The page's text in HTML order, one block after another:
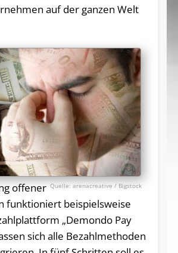
auf der ganzen Welt
arenacreative / Bigstock
offener
funktioniert beispielsweise
„Demondo Pay
sich alle Bezahlmethoden